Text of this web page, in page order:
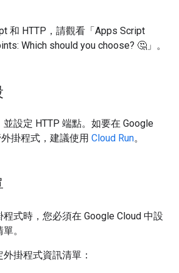
和 HTTP，請觀看「Apps Script
Which should you choose? 🤔」。
設定 HTTP 端點。如要在 Google
掛程式，建議使用 Cloud Run。
式時，您必須在 Google Cloud 中設
。
掛程式資訊清單：